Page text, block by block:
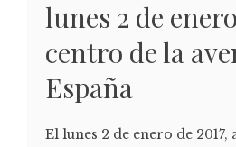
lunes 2 de
centro de la
España
El lunes 2 de enero de 2017,